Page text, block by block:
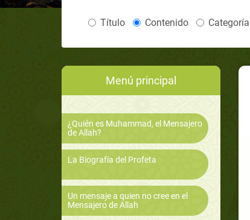
Título Contenido Categoría
Menú principal
¿Quién es Muhammad, el Mensajero
de Allah?
La Biografía del Profeta
Un mensaje a quien no cree en el
Mensajero de Allah